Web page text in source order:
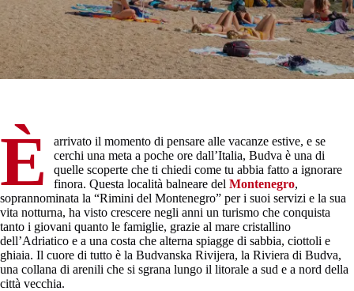
È
arrivato il momento di pensare alle vacanze estive, e se
cerchi una meta a poche ore dall’Italia, Budva è una di
quelle scoperte che ti chiedi come tu abbia fatto a ignorare
finora. Questa località balneare del Montenegro,
soprannominata la “Rimini del Montenegro” per i suoi servizi e la sua
vita notturna, ha visto crescere negli anni un turismo che conquista
tanto i giovani quanto le famiglie, grazie al mare cristallino
dell’Adriatico e a una costa che alterna spiagge di sabbia, ciottoli e
ghiaia. Il cuore di tutto è la Budvanska Rivijera, la Riviera di Budva,
una collana di arenili che si sgrana lungo il litorale a sud e a nord della
città vecchia.